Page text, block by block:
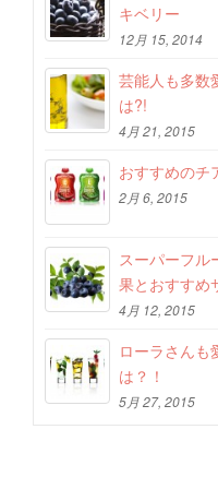
キベリー
12月 15, 2014
芸能人も多数
は?!
4月 21, 2015
おすすめのチ
2月 6, 2015
スーパーフル
果とおすすめ
4月 12, 2015
ローラさんも
は？！
5月 27, 2015